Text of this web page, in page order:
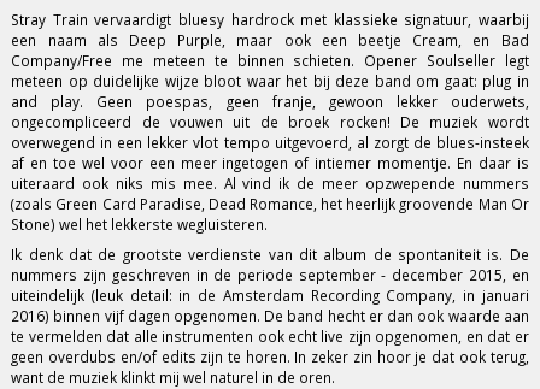
Stray Train vervaardigt bluesy hardrock met klassieke signatuur, waarbij
een naam als Deep Purple, maar ook een beetje Cream, en Bad
Company/Free me meteen te binnen schieten. Opener Soulseller legt
meteen op duidelijke wijze bloot waar het bij deze band om gaat: plug in
and play. Geen poespas, geen franje, gewoon lekker ouderwets,
ongecompliceerd de vouwen uit de broek rocken! De muziek wordt
overwegend in een lekker vlot tempo uitgevoerd, al zorgt de blues-insteek
af en toe wel voor een meer ingetogen of intiemer momentje. En daar is
uiteraard ook niks mis mee. Al vind ik de meer opzwepende nummers
(zoals Green Card Paradise, Dead Romance, het heerlijk groovende Man Or
Stone) wel het lekkerste wegluisteren.
Ik denk dat de grootste verdienste van dit album de spontaniteit is. De
nummers zijn geschreven in de periode september - december 2015, en
uiteindelijk (leuk detail: in de Amsterdam Recording Company, in januari
2016) binnen vijf dagen opgenomen. De band hecht er dan ook waarde aan
te vermelden dat alle instrumenten ook echt live zijn opgenomen, en dat er
geen overdubs en/of edits zijn te horen. In zeker zin hoor je dat ook terug,
want de muziek klinkt mij wel naturel in de oren.